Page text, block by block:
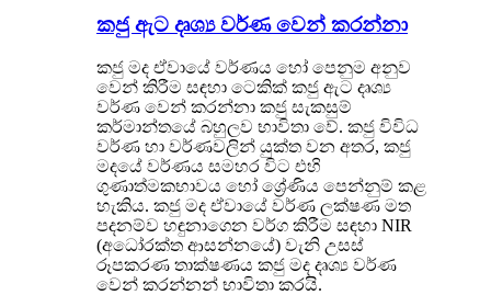
කජු ඇට දෘශ්‍ය වර්ණ වෙන් කරන්නා
කජු මද ඒවායේ වර්ණය හෝ පෙනුම අනුව
වෙන් කිරීම සඳහා ටෙකික් කජු ඇට දෘශ්‍ය
වර්ණ වෙන් කරන්නා කජු සැකසුම්
කර්මාන්තයේ බහුලව භාවිතා වේ. කජු විවිධ
වර්ණ හා වර්ණවලින් යුක්ත වන අතර, කජු
මදයේ වර්ණය සමහර විට එහි
ගුණාත්මකභාවය හෝ ශ්‍රේණිය පෙන්නුම් කළ
හැකිය. කජු මද ඒවායේ වර්ණ ලක්ෂණ මත
පදනම්ව හඳුනාගෙන වර්ග කිරීම සඳහා NIR
(අධෝරක්ත ආසන්නයේ) වැනි උසස්
රූපකරණ තාක්ෂණය කජු මද දෘශ්‍ය වර්ණ
වෙන් කරන්නන් භාවිතා කරයි.